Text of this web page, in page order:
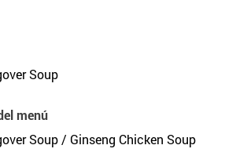
Soup
menú
Soup / Ginseng Chicken Soup